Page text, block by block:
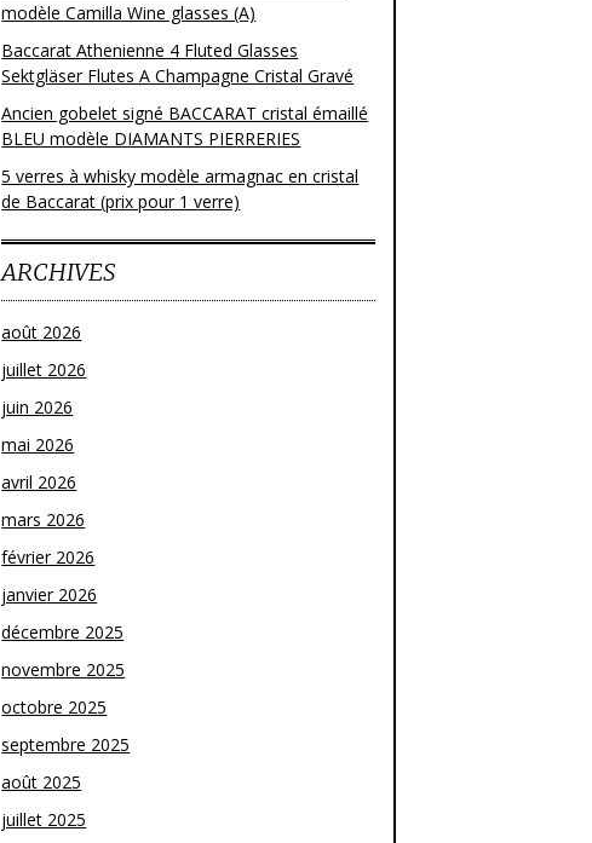
modèle Camilla Wine glasses (A)
Baccarat Athenienne 4 Fluted Glasses
Sektgläser Flutes A Champagne Cristal Gravé
Ancien gobelet signé BACCARAT cristal émaillé
BLEU modèle DIAMANTS PIERRERIES
5 verres à whisky modèle armagnac en cristal
de Baccarat (prix pour 1 verre)
ARCHIVES
août 2026
juillet 2026
juin 2026
mai 2026
avril 2026
mars 2026
février 2026
janvier 2026
décembre 2025
novembre 2025
octobre 2025
septembre 2025
août 2025
juillet 2025